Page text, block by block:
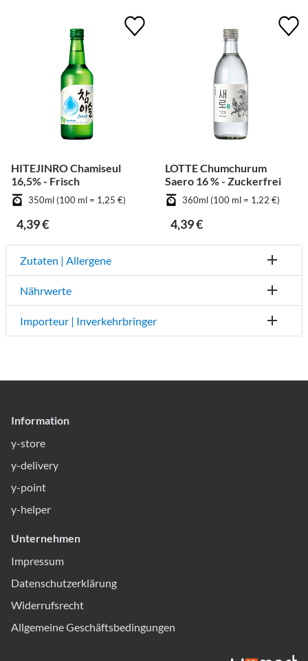
HITEJINRO Chamiseul
16,5% - Frisch
350ml (100 ml = 1,25 €)
4,39 €
LOTTE Chumchurum
Saero 16 % - Zuckerfrei
360ml (100 ml = 1,22 €)
4,39 €
Zutaten | Allergene
Nährwerte
Importeur | Inverkehrbringer
Information
y-store
y-delivery
y-point
y-helper
Unternehmen
Impressum
Datenschutzerklärung
Widerrufsrecht
Allgemeine Geschäftsbedingungen